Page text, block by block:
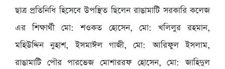
ছাত্র প্রতিনিধি হিসেবে উপস্থিত ছিলেন রাঙামাটি সরকারি কলেজ
এর শিক্ষার্থী মো: শওকত হোসেন, মো: খলিলুর রহমান,
মহিউদ্দিন নুহাশ, ইসমাঈল গাজী, মো: আরিফুল ইসলাম,
রাঙামাটি পৌর পারভেজ মোশাররফ হোসেন, মো: জাহিদুল